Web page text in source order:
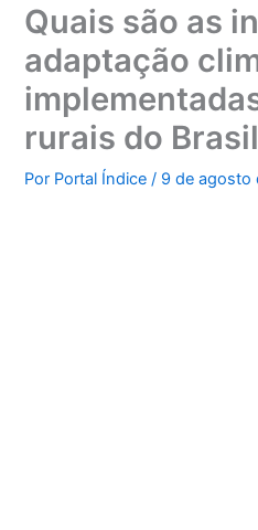
Quais são as
adaptação
rurais do
Por Portal Índice/ 9 de agosto